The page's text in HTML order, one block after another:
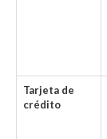
Tarjeta de
crédito